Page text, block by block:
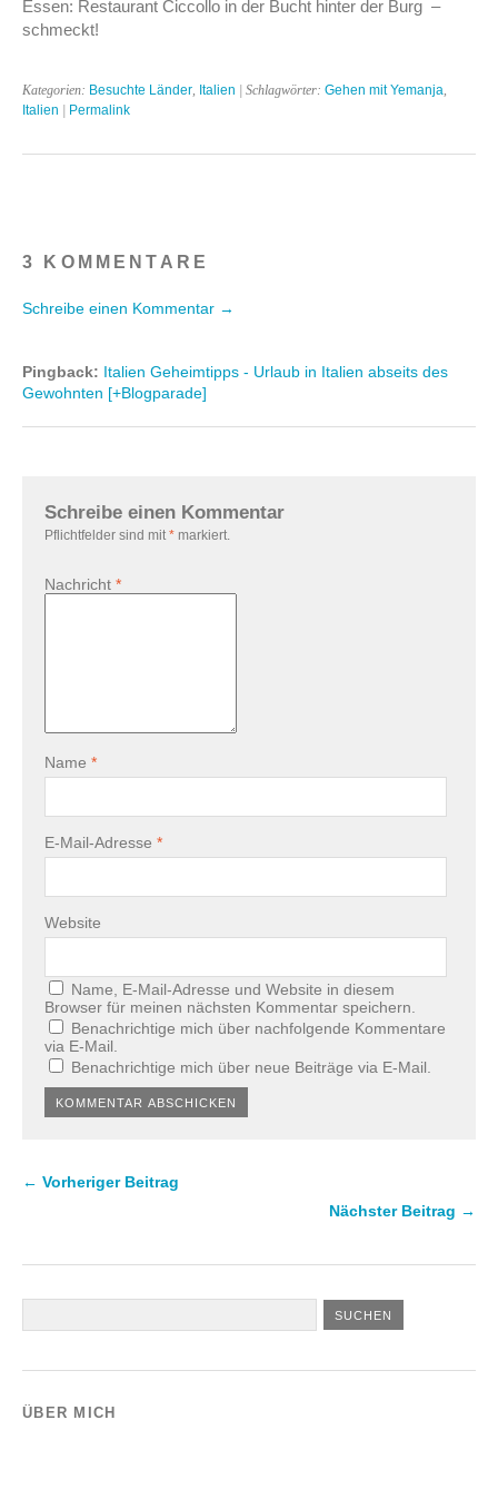
Essen: Restaurant Ciccollo in der Bucht hinter der Burg –
schmeckt!
Kategorien: Besuchte Länder, Italien | Schlagwörter: Gehen mit Yemanja,
Italien
Permalink
3 KOMMENTARE
Schreibe einen Kommentar →
Pingback: Italien Geheimtipps - Urlaub in Italien abseits des
Gewohnten [+Blogparade]
Schreibe einen Kommentar
Pflichtfelder sind mit * markiert.
Nachricht *
Name *
E-Mail-Adresse *
Website
Name, E-Mail-Adresse und Website in diesem
Browser für meinen nächsten Kommentar speichern.
Benachrichtige mich über nachfolgende Kommentare
via E-Mail.
Benachrichtige mich über neue Beiträge via E-Mail.
← Vorheriger Beitrag
Nächster Beitrag →
ÜBER MICH